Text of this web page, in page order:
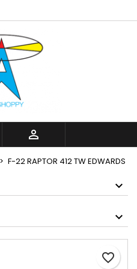

F-22 RAPTOR 412 TW EDWARDS
favorite_border
pour ajouter des produits à